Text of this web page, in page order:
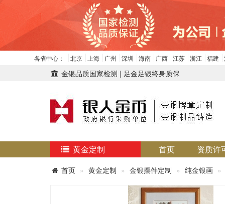
各省中心： 北京 上海 广州 深圳 海南 广西 江苏 浙江 福建
金银品质国家检测 | 足金足银终身质保
黄金定制 首页 资质许
首页 黄金定制 金银摆件定制 纯金银画